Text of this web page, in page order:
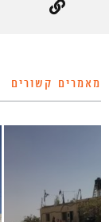
מאמרים קשורים